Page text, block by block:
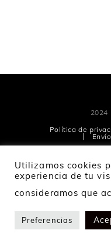
2024
Política de
Utilizamos cookies
experiencia de tu
consideramos que
Preferencias